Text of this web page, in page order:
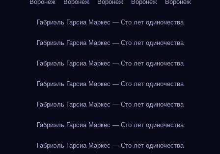
Воронеж Воронеж Воронеж Воронеж Воронеж
Габриэль Гарсиа Маркес — Сто лет одиночества
Габриэль Гарсиа Маркес — Сто лет одиночества
Габриэль Гарсиа Маркес — Сто лет одиночества
Габриэль Гарсиа Маркес — Сто лет одиночества
Габриэль Гарсиа Маркес — Сто лет одиночества
Габриэль Гарсиа Маркес — Сто лет одиночества
Габриэль Гарсиа Маркес — Сто лет одиночества